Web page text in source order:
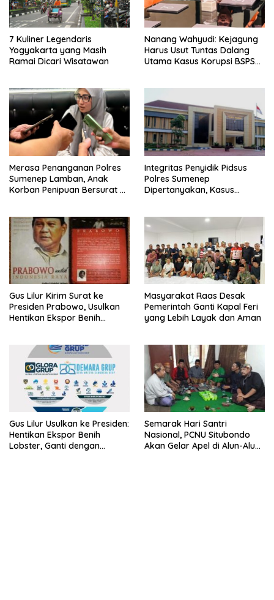
7 Kuliner Legendaris
Yogyakarta yang Masih
Ramai Dicari Wisatawan
Nanang Wahyudi: Kejagung
Harus Usut Tuntas Dalang
Utama Kasus Korupsi BSPS
Merasa Penanganan Polres
Sumenep Lamban, Anak
Korban Penipuan Bersurat ke
Integritas Penyidik Pidsus
Polres Sumenep
Dipertanyakan, Kasus
Kepastian
Gus Lilur Kirim Surat ke
Presiden Prabowo, Usulkan
Hentikan Ekspor Benih
Masyarakat Raas Desak
Pemerintah Ganti Kapal Feri
yang Lebih Layak dan Aman
Gus Lilur Usulkan ke Presiden:
Hentikan Ekspor Benih
Lobster, Ganti dengan
Semarak Hari Santri
Nasional, PCNU Situbondo
Akan Gelar Apel di Alun-Alun